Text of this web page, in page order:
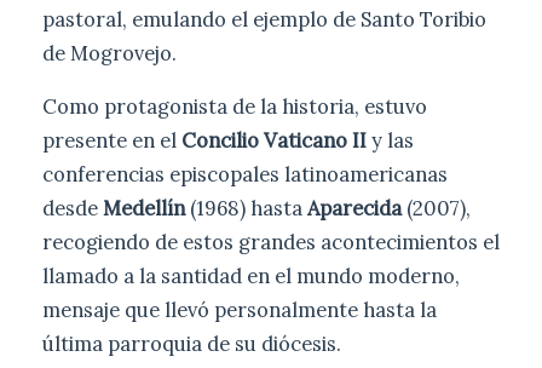
pastoral, emulando el ejemplo de Santo Toribio
de Mogrovejo.
Como protagonista de la historia, estuvo
presente en el Concilio Vaticano IIy las
conferencias episcopales latinoamericanas
desdeMedellín(1968) hastaAparecida(2007),
recogiendo de estos grandes acontecimientos el
llamado a la santidad en el mundo moderno,
mensaje que llevó personalmente hasta la
última parroquia de su diócesis.